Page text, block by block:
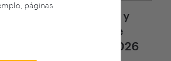
páginas
Fallo del jurado y
adjudicación de
arquia/becas 2026